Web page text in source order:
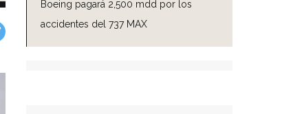
Boeing pagará 2,500 mdd por los
accidentes del 737 MAX